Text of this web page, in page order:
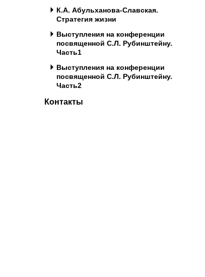
К.А. Абульханова-Славская.
Стратегия жизни
Выступления на конференции
посвященной С.Л. Рубинштейну.
Часть1
Выступления на конференции
посвященной С.Л. Рубинштейну.
Часть2
Контакты